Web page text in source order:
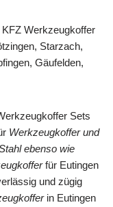
Werkzeugkoffer
Starzach,
Gäufelden,
Sets
Werkzeugkoffer und
ebenso wie
für Eutingen
und zügig
in Eutingen